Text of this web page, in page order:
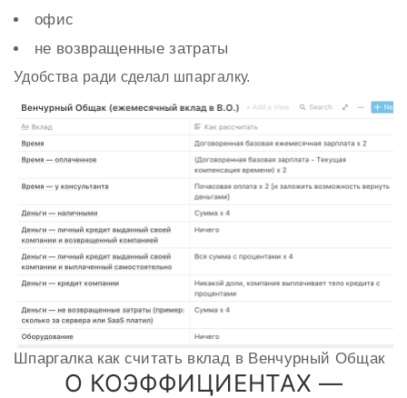
офис
не возвращенные затраты
Удобства ради сделал шпаргалку.
Шпаргалка как считать вклад в Венчурный Общак
О КОЭФФИЦИЕНТАХ —